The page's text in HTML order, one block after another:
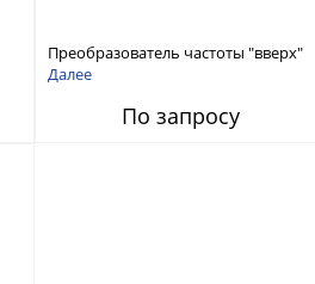
Преобразователь частоты "вверх"
до 40 ГГц
Далее
По запросу